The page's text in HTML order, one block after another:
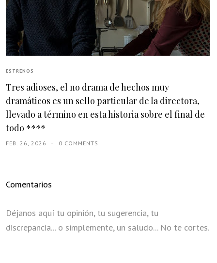
ESTRENOS
Tres adioses, el no drama de hechos muy
dramáticos es un sello particular de la directora,
llevado a término en esta historia sobre el final de
todo ****
FEB. 26, 2026 0 COMMENTS
Comentarios
Déjanos aquí tu opinión, tu sugerencia, tu
discrepancia... o simplemente, un saludo... No te cortes.